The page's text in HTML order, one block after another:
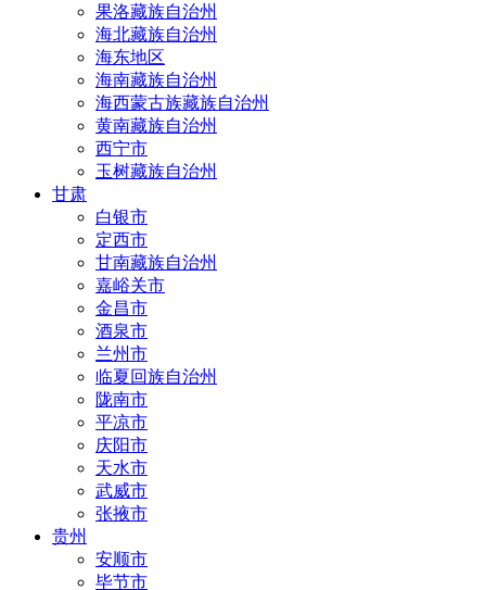
果洛藏族自治州
海北藏族自治州
海东地区
海南藏族自治州
海西蒙古族藏族自治州
黄南藏族自治州
西宁市
玉树藏族自治州
甘肃
白银市
定西市
甘南藏族自治州
嘉峪关市
金昌市
酒泉市
兰州市
临夏回族自治州
陇南市
平凉市
庆阳市
天水市
武威市
张掖市
贵州
安顺市
毕节市